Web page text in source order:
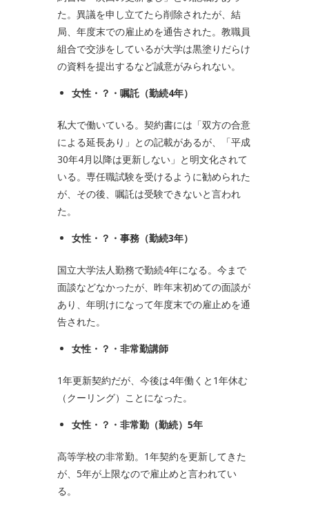
た。異議を申し立てたら削除されたが、結
局、年度末での雇止めを通告された。教職員
組合で交渉をしているが大学は黒塗りだらけ
の資料を提出するなど誠意がみられない。
女性・？・嘱託（勤続4年）
私大で働いている。契約書には「双方の合意
による延長あり」との記載があるが、「平成
30年4月以降は更新しない」と明文化されて
いる。専任職試験を受けるように勧められた
が、その後、嘱託は受験できないと言われ
た。
女性・？・事務（勤続3年）
国立大学法人勤務で勤続4年になる。今まで
面談などなかったが、昨年末初めての面談が
あり、年明けになって年度末での雇止めを通
告された。
女性・？・非常勤講師
1年更新契約だが、今後は4年働くと1年休む
（クーリング）ことになった。
女性・？・非常勤（勤続） 5年
高等学校の非常勤。1年契約を更新してきた
が、5年が上限なので雇止めと言われてい
る。